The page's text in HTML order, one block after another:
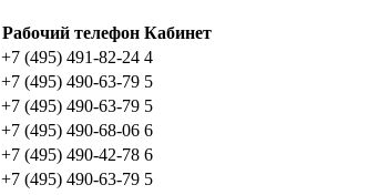
Рабочий телефон Кабинет
+7 (495) 491-82-24 4
+7 (495) 490-63-79 5
+7 (495) 490-63-79 5
+7 (495) 490-68-06 6
+7 (495) 490-42-78 6
+7 (495) 490-63-79 5